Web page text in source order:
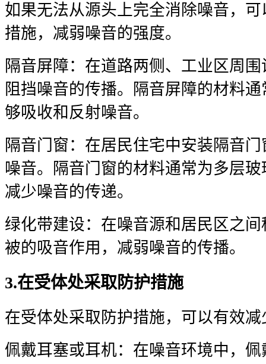
如果无法从源头上完全消除噪音，
措施，减弱噪音的强度。
隔音屏障：在道路两侧、工业区周
阻挡噪音的传播。隔音屏障的材料
够吸收和反射噪音。
隔音门窗：在居民住宅中安装隔音
噪音。隔音门窗的材料通常为多层
减少噪音的传递。
绿化带建设：在噪音源和居民区之
被的吸音作用，减弱噪音的传播。
3.在受体处采取防护措施
在受体处采取防护措施，可以有效
佩戴耳塞或耳机：在噪音环境中，